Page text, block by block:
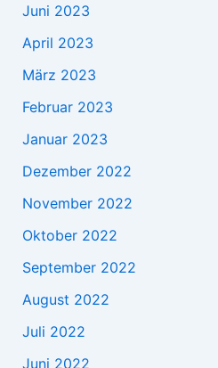
Juni 2023
April 2023
März 2023
Februar 2023
Januar 2023
Dezember 2022
November 2022
Oktober 2022
September 2022
August 2022
Juli 2022
Juni 2022